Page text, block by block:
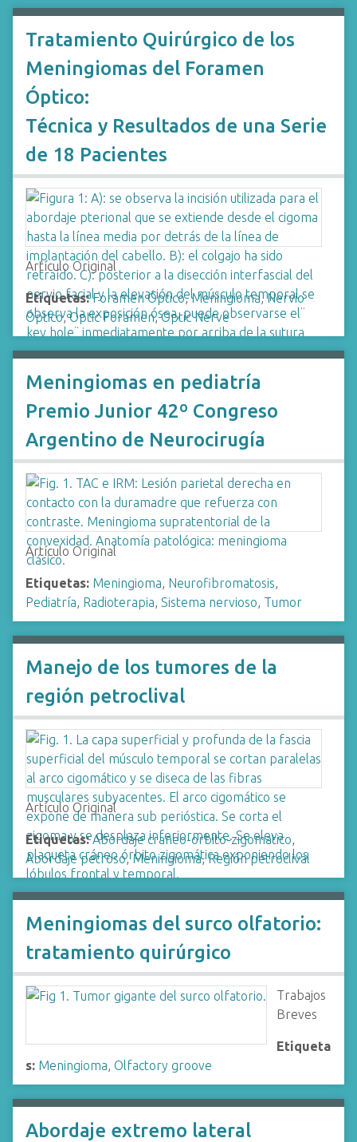
Tratamiento Quirúrgico de los
Meningiomas del Foramen
Óptico:
Técnica y Resultados de una Serie
de 18 Pacientes
Artículo Original
Etiquetas: Foramen Óptico,Meningioma,Nervio
Óptico,Optic Foramen,Optic Nerve
Meningiomas en pediatría
Premio Junior 42º Congreso
Argentino de Neurocirugía
Artículo Original
Etiquetas: Meningioma, Neurofibromatosis,
Pediatría, Radioterapia, Sistema nervioso, Tumor
Manejo de los tumores de la
región petroclival
Artículo Original
Etiquetas: Abordaje craneo-orbito-zigomatico,
Abordaje petroso,Meningioma,Región petroclival
Meningiomas del surco olfatorio:
tratamiento quirúrgico
Trabajos
Breves
Etiqueta
s: Meningioma, Olfactory groove
Abordaje extremo lateral